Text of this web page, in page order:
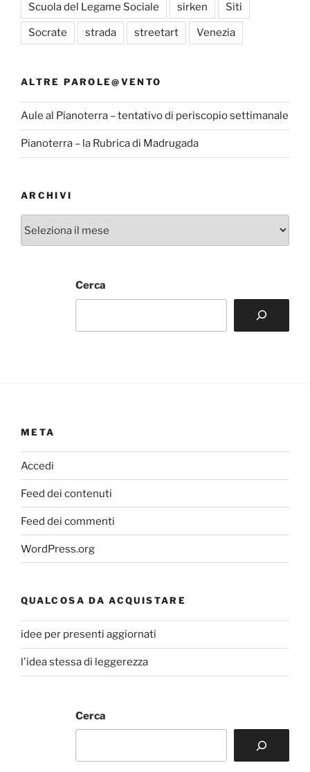
Scuola del Legame Sociale sirken Siti
Socrate strada streetart Venezia
ALTRE PAROLE@VENTO
Aule al Pianoterra – tentativo di periscopio settimanale
Pianoterra – la Rubrica di Madrugada
ARCHIVI
Cerca
META
Accedi
Feed dei contenuti
Feed dei commenti
WordPress.org
QUALCOSA DA ACQUISTARE
idee per presenti aggiornati
l'idea stessa di leggerezza
Cerca